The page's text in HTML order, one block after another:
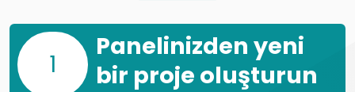
1
Panelinizden yeni
bir proje oluşturun